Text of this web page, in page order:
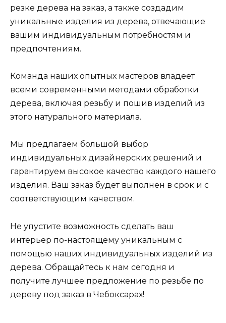
резке дерева на заказ, а также создадим
уникальные изделия из дерева, отвечающие
вашим индивидуальным потребностям и
предпочтениям.
Команда наших опытных мастеров владеет
всеми современными методами обработки
дерева, включая резьбу и пошив изделий из
этого натурального материала.
Мы предлагаем большой выбор
индивидуальных дизайнерских решений и
гарантируем высокое качество каждого нашего
изделия. Ваш заказ будет выполнен в срок и с
соответствующим качеством.
Не упустите возможность сделать ваш
интерьер по-настоящему уникальным с
помощью наших индивидуальных изделий из
дерева. Обращайтесь к нам сегодня и
получите лучшее предложение по резьбе по
дереву под заказ в Чебоксарах!